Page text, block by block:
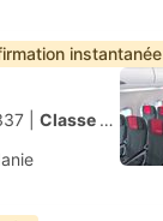
instantanée
Classe économique